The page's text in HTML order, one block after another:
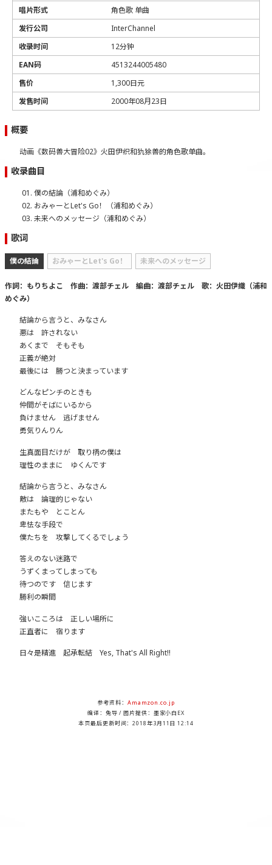
唱片形式
角色歌 单曲
发行公司
InterChannel
收录时间
12分钟
EAN码
4513244005480
售价
1,300日元
发售时间
2000年08月23日
概要
动画《数码兽大冒险02》火田伊织和犰狳兽的角色歌单曲。
收录曲目
僕の結論（浦和めぐみ）
おみゃーとLet's Go！（浦和めぐみ）
未来へのメッセージ（浦和めぐみ）
歌词
僕の結論 おみゃーとLet's Go！ 未来へのメッセージ
作詞：もりちよこ 作曲：渡部チェル 編曲：渡部チェル 歌：火田伊織（浦和
めぐみ）
結論から言うと、みなさん
悪は 許されない
あくまで そもそも
正義が絶対
最後には 勝つと決まっています
どんなピンチのときも
仲間がそばにいるから
負けません 逃げません
勇気りんりん
生真面目だけが 取り柄の僕は
理性のままに ゆくんです
結論から言うと、みなさん
敵は 論理的じゃない
またもや とことん
卑怯な手段で
僕たちを 攻撃してくるでしょう
答えのない迷路で
うずくまってしまっても
待つのです 信じます
勝利の瞬間
強いこころは 正しい場所に
正直者に 宿ります
日々是精進 起承転結 Yes, That's All Right!!
参考资料： Amamzon.co.jp
编译：兔导 / 图片提供：墨家小白EX
本页最后更新时间：2018年3月11日 12:14